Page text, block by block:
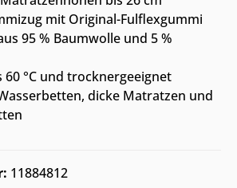
mit Original-Fulflexgummi
95 % Baumwolle und 5 %
60 °C und trocknergeeignet
dicke Matratzen und
11884812